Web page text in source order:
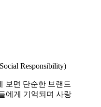
Responsibility)
보면 단순한 브랜드
에게 기억되며 사랑